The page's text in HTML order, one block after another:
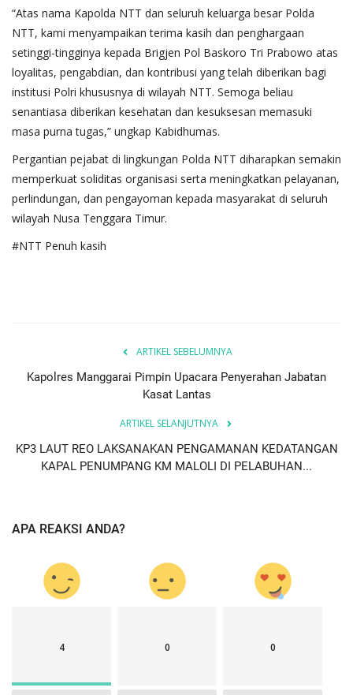
“Atas nama Kapolda NTT dan seluruh keluarga besar Polda
NTT, kami menyampaikan terima kasih dan penghargaan
setinggi-tingginya kepada Brigjen Pol Baskoro Tri Prabowo atas
loyalitas, pengabdian, dan kontribusi yang telah diberikan bagi
institusi Polri khususnya di wilayah NTT. Semoga beliau
senantiasa diberikan kesehatan dan kesuksesan memasuki
masa purna tugas,” ungkap Kabidhumas.
Pergantian pejabat di lingkungan Polda NTT diharapkan semakin
memperkuat soliditas organisasi serta meningkatkan pelayanan,
perlindungan, dan pengayoman kepada masyarakat di seluruh
wilayah Nusa Tenggara Timur.
#NTT Penuh kasih
ARTIKEL SEBELUMNYA
Kapolres Manggarai Pimpin Upacara Penyerahan Jabatan
Kasat Lantas
ARTIKEL SELANJUTNYA
KP3 LAUT REO LAKSANAKAN PENGAMANAN KEDATANGAN
KAPAL PENUMPANG KM MALOLI DI PELABUHAN...
APA REAKSI ANDA?
4 0 0